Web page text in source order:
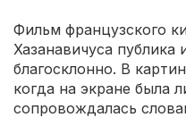
Фильм французского
Хазанавичуса публика
благосклонно. В
когда на экране была
сопровождалась